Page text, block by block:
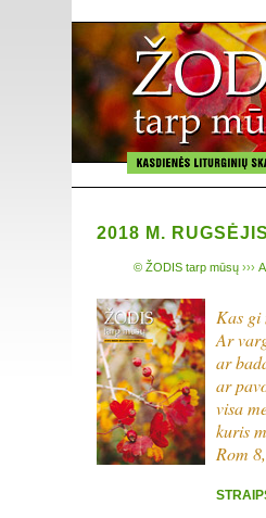
2018 M.
© ŽODIS tarp mūsų ›››
Kas gi
Ar
ar
ar
visa
kuris
Rom